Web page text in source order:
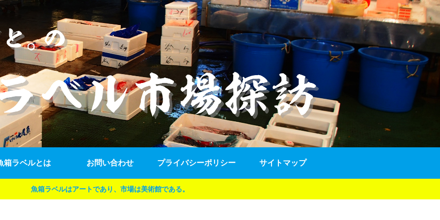
箱ラベルとは お問い合わせ プライバシーポリシー サイトマップ
魚箱ラベルはアートであり、市場は美術館である。